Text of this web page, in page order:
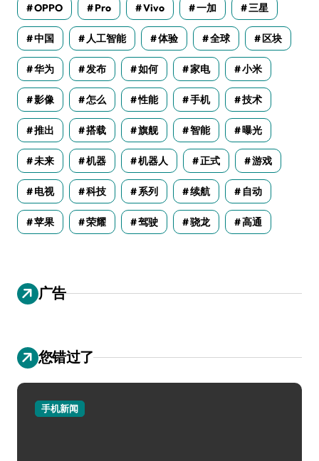
OPPO Pro Vivo 一加 三星
中国 人工智能 体验 全球 区块
华为 发布 如何 家电 小米
影像 怎么 性能 手机 技术
推出 搭载 旗舰 智能 曝光
未来 机器 机器人 正式 游戏
电视 科技 系列 续航 自动
苹果 荣耀 驾驶 骁龙 高通
广告
您错过了
手机新闻